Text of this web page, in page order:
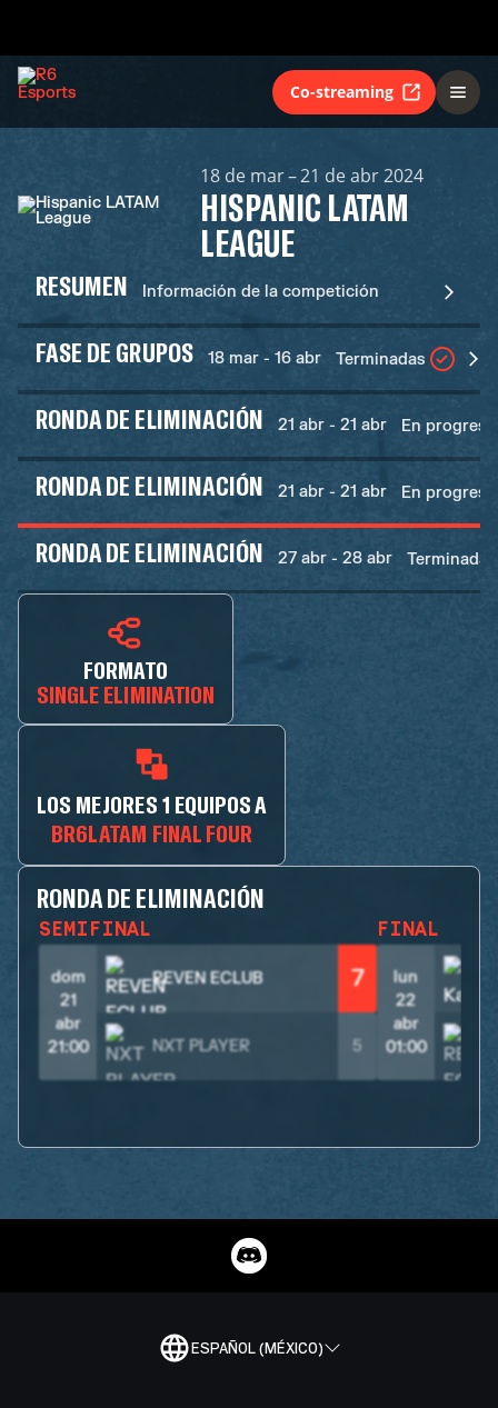
Co-streaming
18 de mar – 21 de abr 2024
HISPANIC LATAM
LEAGUE
RESUMEN Información de la competición
FASE DE GRUPOS 18 mar - 16 abr Terminadas
RONDA DE ELIMINACIÓN 21 abr - 21 abr En progreso
RONDA DE ELIMINACIÓN 21 abr - 21 abr En progreso
RONDA DE ELIMINACIÓN 27 abr - 28 abr Terminadas
FORMATO
SINGLE ELIMINATION
LOS MEJORES 1 EQUIPOS A
BR6LATAM FINAL FOUR
RONDA DE ELIMINACIÓN
SEMIFINAL
dom
21
abr
21:00
REVEN ECLUB 7
NXT PLAYER 5
FINAL
lun
22
abr
01:00
ESPAÑOL (MÉXICO)